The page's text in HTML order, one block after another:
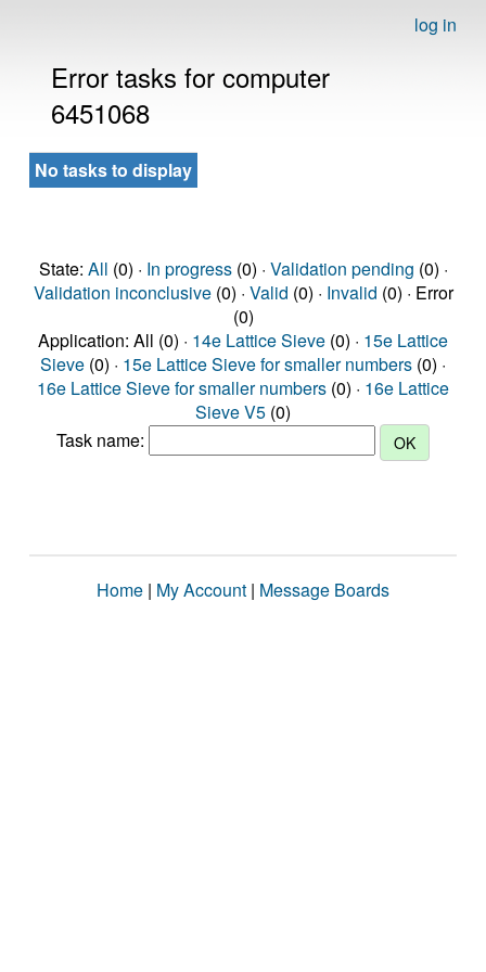
log in
Error tasks for computer
6451068
No tasks to display
State: All (0) · In progress(0) · Validation pending (0) ·
Validation inconclusive(0) · Valid (0) · Invalid (0) · Error
(0)
Application: All (0) · 14e Lattice Sieve (0) · 15e Lattice
Sieve (0) · 15e Lattice Sieve for smaller numbers (0) ·
16e Lattice Sieve for smaller numbers (0) · 16e Lattice
Sieve V5 (0)
Task name:
Home | My Account | Message Boards